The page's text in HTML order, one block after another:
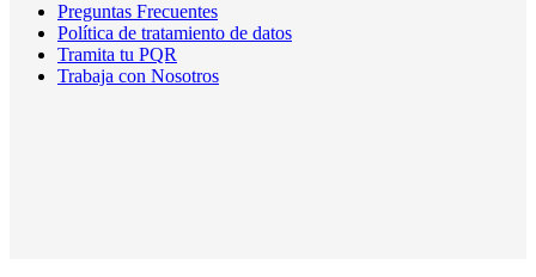
Preguntas Frecuentes
Política de tratamiento de datos
Tramita tu PQR
Trabaja con Nosotros